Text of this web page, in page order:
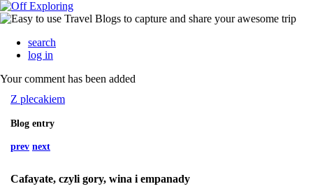
search
log in
Your comment has been added
Z plecakiem
Blog entry
prev next
Cafayate, czyli gory, wina i empanady